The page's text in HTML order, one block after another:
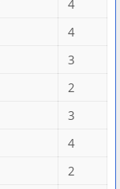
4
4
3
2
3
4
2